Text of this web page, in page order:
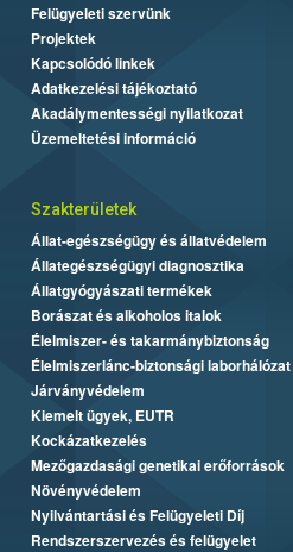
Felügyeleti szervünk
Projektek
Kapcsolódó linkek
Adatkezelési tájékoztató
Akadálymentességi nyilatkozat
Üzemeltetési információ
Szakterületek
Állat-egészségügy és állatvédelem
Állategészségügyi diagnosztika
Állatgyógyászati termékek
Borászat és alkoholos italok
Élelmiszer- és takarmánybiztonság
Élelmiszerlánc-biztonsági laborhálózat
Járványvédelem
Kiemelt ügyek, EUTR
Kockázatkezelés
Mezőgazdasági genetikai erőforrások
Növényvédelem
Nyilvántartási és Felügyeleti Díj
Rendszerszervezés és felügyelet